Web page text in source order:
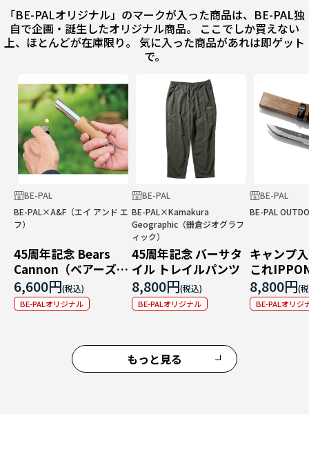
「BE-PALオリジナル」のマークが入った商品は、BE-PAL独
自で企画・誕生したオリジナル商品。 ここでしか買えない
上、ほとんどが在庫限り。 気に入った商品があれは即ゲット
で。
BE-PAL
BE-PAL×A&F（エイ アンド エ
フ）
45周年記念 Bears
Cannon（ベアーズキ
ャノン）
6,600円
BE-PALオリジナル
BE-PAL
BE-PAL×Kamakura
Geographic（鎌倉ジオグラフ
ィック）
45周年記念 バーサタ
イル トレイルパンツ
8,800円
BE-PALオリジナル
BE-PAL
BE-PAL
キャンプ
これ
8,800円
BE-PALオリジ
もっと見る